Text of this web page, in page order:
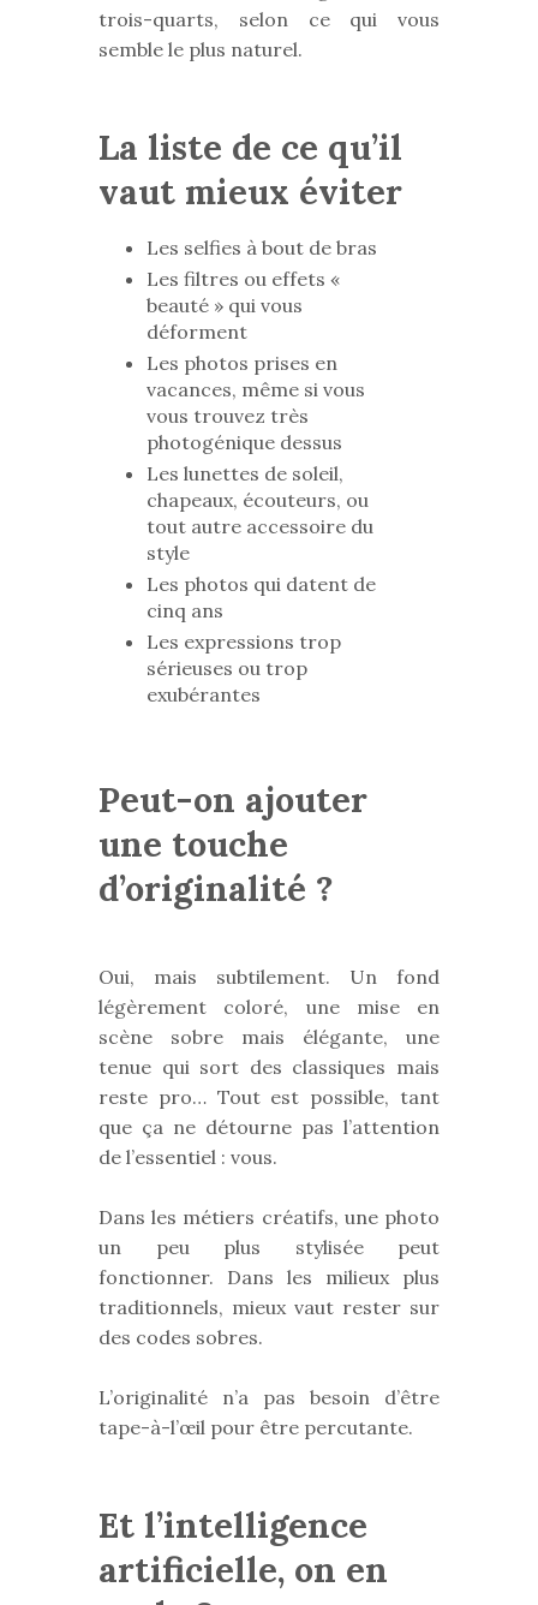
trois-quarts, selon ce qui vous
semble le plus naturel.
La liste de ce qu’il
vaut mieux éviter
Les selfies à bout de bras
Les filtres ou effets «
beauté » qui vous
déforment
Les photos prises en
vacances, même si vous
vous trouvez très
photogénique dessus
Les lunettes de soleil,
chapeaux, écouteurs, ou
tout autre accessoire du
style
Les photos qui datent de
cinq ans
Les expressions trop
sérieuses ou trop
exubérantes
Peut-on ajouter
une touche
d’originalité ?
Oui, mais subtilement. Un fond
légèrement coloré, une mise en
scène sobre mais élégante, une
tenue qui sort des classiques mais
reste pro… Tout est possible, tant
que ça ne détourne pas l’attention
de l’essentiel : vous.
Dans les métiers créatifs, une photo
un peu plus stylisée peut
fonctionner. Dans les milieux plus
traditionnels, mieux vaut rester sur
des codes sobres.
L’originalité n’a pas besoin d’être
tape-à-l’œil pour être percutante.
Et l’intelligence
artificielle, on en